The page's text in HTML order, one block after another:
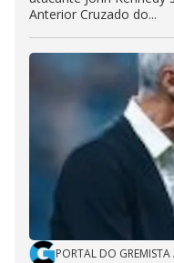
Anterior Cruzado do...
PORTAL DO GREMISTA